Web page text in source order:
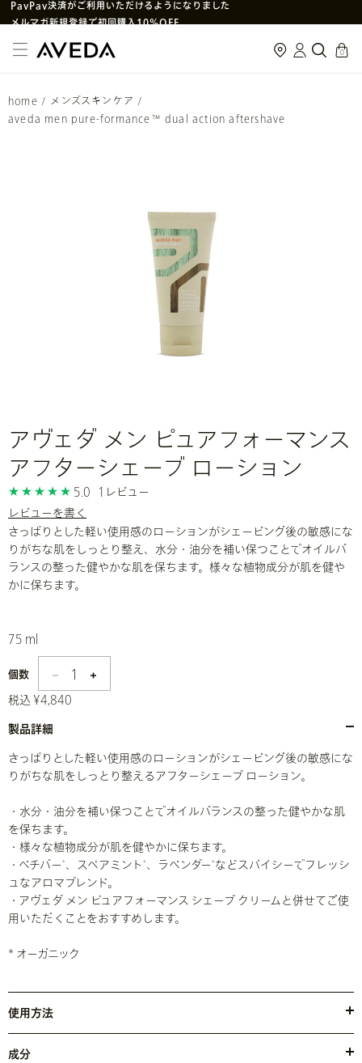
メルマガ新規登録で初回購入10%OFF
やLINE
で贈れるeギフトサービス
PayPay決済がご利用いただけるようになりました
cart
0
home / メンズスキンケア /
aveda men pure-formance™ dual action aftershave
アヴェダ メン ピュアフォーマンス
アフターシェーブ ローション
5.0
1レビュー
レビューを書く
さっぱりとした軽い使用感のローションがシェービング後の敏感にな
りがちな肌をしっとり整え、水分・油分を補い保つことでオイルバ
ランスの整った健やかな肌を保ちます。様々な植物成分が肌を健や
かに保ちます。
75 ml
個数 1
税込 ¥4,840
製品詳細
さっぱりとした軽い使用感のローションがシェービング後の敏感にな
りがちな肌をしっとり整えるアフターシェーブ ローション。
・水分・油分を補い保つことでオイルバランスの整った健やかな肌
を保ちます。
・様々な植物成分が肌を健やかに保ちます。
・ベチバー * 、スペアミント * 、ラベンダー * などスパイシーでフレッシ
ュなアロマブレンド。
・アヴェダ メン ピュアフォーマンス シェーブ クリームと併せてご使
用いただくことをおすすめします。
* オーガニック
使用方法
洗顔後やシェービング後、少量を顔と首全体に伸ばし、なじませま
す。
成分